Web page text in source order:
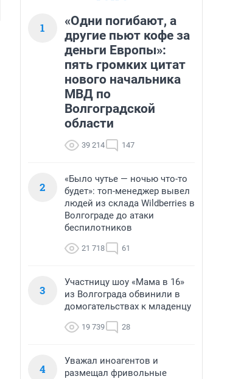
1
«Одни погибают, а
другие пьют кофе за
деньги Европы»:
пять громких цитат
нового начальника
МВД по
Волгоградской
области
39 214 147
2
«Было чутье — ночью что-то
будет»: топ-менеджер вывел
людей из склада Wildberries в
Волгограде до атаки
беспилотников
21 718 61
3
Участницу шоу «Мама в 16»
из Волгограда обвинили в
домогательствах к младенцу
19 739 28
4
Уважал иноагентов и
размещал фривольные